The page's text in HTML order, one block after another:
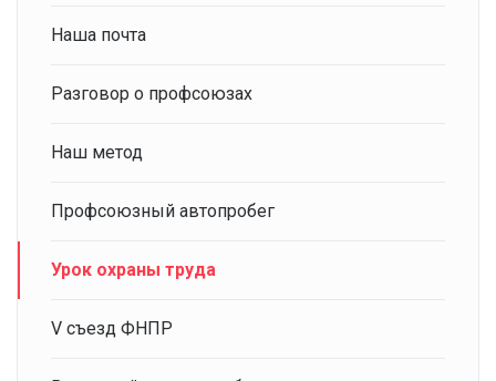
Наша почта
Разговор о профсоюзах
Наш метод
Профсоюзный автопробег
Урок охраны труда
V съезд ФНПР